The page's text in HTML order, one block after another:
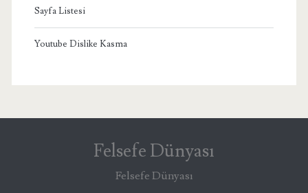
Sayfa Listesi
Youtube Dislike Kasma
Felsefe Dünyası
Felsefe Dünyası